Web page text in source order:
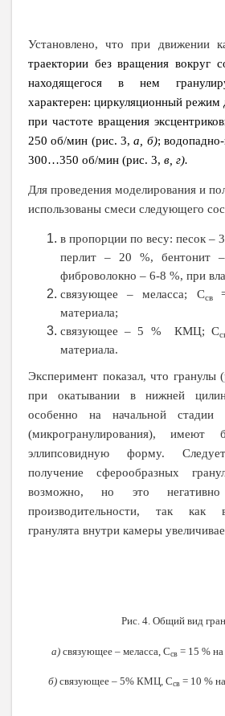
Установлено, что при движении
траектории без вращения вокруг
находящегося в нем
характерен: циркуляционный режим
при частоте вращения
250 об/мин (рис. 3,а, б);
300…350 об/мин (рис. 3, в, г).
Для проведения моделирования и
использованы смеси следующего
в пропорции по весу: песок –
перлит – 20 %, бентонит
фиброволокно – 6-8 %, при
связующее – меласса; Ссв
материала;
связующее – 5 % КМЦ; С
материала.
Эксперимент показал, что гранулы
при окатывании в нижней
особенно на начальной стадии
(микрогранулирования), имеют
эллипсовидную форму.
получение сферообразных
возможно, но это негативно
производительности, так как
гранулята внутри камеры
Рис. 4. Общий вид
а)связующее – меласса, Ссв = 15 %
б) связующее – 5% КМЦ, Ссв = 10 %